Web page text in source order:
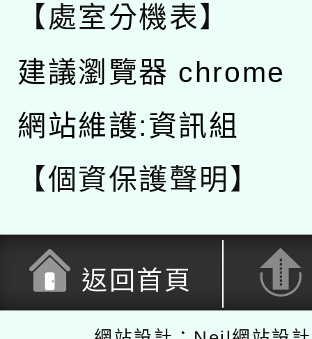
【處室分機表】
建議瀏覽器 chrome
網站維護:資訊組
【個資保護聲明】
返回首頁